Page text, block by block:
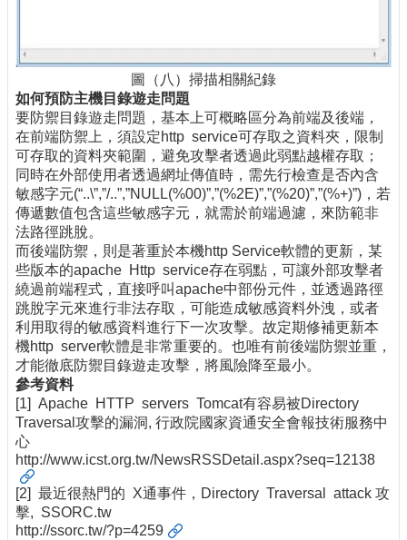
圖（八）掃描相關紀錄
如何預防主機目錄遊走問題
要防禦目錄遊走問題，基本上可概略區分為前端及後端，
在前端防禦上，須設定http service可存取之資料夾，限制
可存取的資料夾範圍，避免攻擊者透過此弱點越權存取；
同時在外部使用者透過網址傳值時，需先行檢查是否內含
敏感字元(“..\”,”/..”,”NULL(%00)”,”(%2E)”,”(%20)”,”(%+)”)，若
傳遞數值包含這些敏感字元，就需於前端過濾，來防範非
法路徑跳脫。
而後端防禦，則是著重於本機http Service軟體的更新，某
些版本的apache Http service存在弱點，可讓外部攻擊者
繞過前端程式，直接呼叫apache中部份元件，並透過路徑
跳脫字元來進行非法存取，可能造成敏感資料外洩，或者
利用取得的敏感資料進行下一次攻擊。故定期修補更新本
機http server軟體是非常重要的。也唯有前後端防禦並重，
才能徹底防禦目錄遊走攻擊，將風險降至最小。
參考資料
[1] Apache HTTP servers Tomcat有容易被Directory
Traversal攻擊的漏洞, 行政院國家資通安全會報技術服務中
心
http://www.icst.org.tw/NewsRSSDetail.aspx?seq=12138
[2] 最近很熱門的 X通事件，Directory Traversal attack 攻
擊, SSORC.tw
http://ssorc.tw/?p=4259